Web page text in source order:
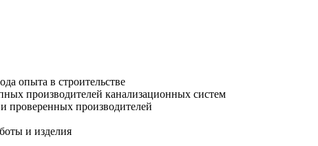
опыта в строительстве
проверенных производителей
и изделия